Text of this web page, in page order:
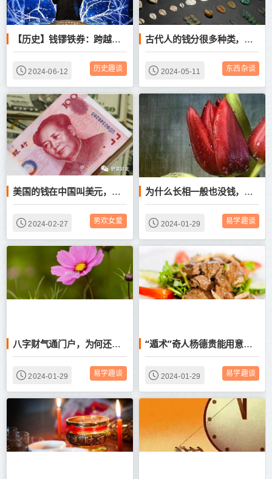
【历史】钱镠铁券：跨越千年的传奇与浪漫
2024-06-12 历史趣谈
古代人的钱分很多种类，真金白银和纸钱相比，用什么会更方便一些
2024-05-11 东西杂谈
美国的钱在中国叫美元，那外国人把中国的钱叫什么？看完涨知识！
2024-02-27 男欢女爱
为什么长相一般也没钱，但总是很有女人缘
2024-01-29 易学趣谈
八字财气通门户，为何还是存不住钱？
2024-01-29 易学趣谈
“遁术”奇人杨德贵能用意念隔空取钱或遁万物，专家揭秘遭质疑
2024-01-29 易学趣谈